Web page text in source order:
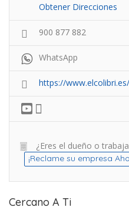
Obtener Direcciones
900 877 882
WhatsApp
https://www.elcolibri.es/
¿Eres el dueño o
¡Reclame su empresa
Cercano A Ti